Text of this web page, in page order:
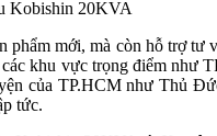
phẩm mới, mà còn hỗ trợ tư
khu vực trọng điểm
của TP.HCM như Thủ
tức.